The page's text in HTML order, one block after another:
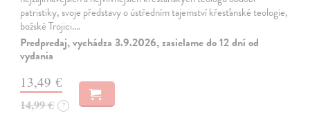
patristiky, svoje představy o ústředním tajemství křesťanské teologie,
božské Trojici.…
Predpredaj, vychádza 3.9.2026, zasielame do 12 dní od
vydania
13,49 €
14,99 € ?